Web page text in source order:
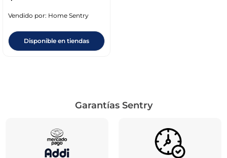
Vendido por: Home Sentry
Disponible en tiendas
Garantías Sentry